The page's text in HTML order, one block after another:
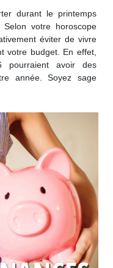
durant le printemps
votre horoscope
éviter de vivre
votre budget. En effet,
pourraient avoir des
année. Soyez sage